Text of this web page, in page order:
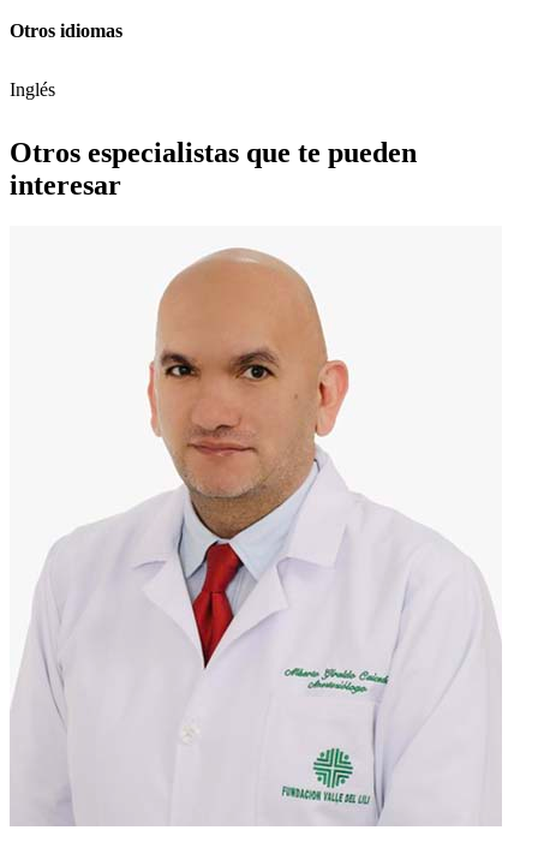
Otros idiomas
Inglés
Otros especialistas que te pueden
interesar